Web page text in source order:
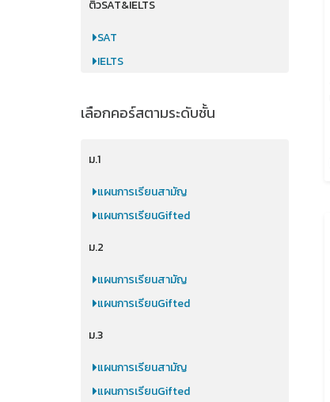
ติวSAT&IELTS
SAT
IELTS
เลือกคอร์สตามระดับชั้น
ม.1
แผนการเรียนสามัญ
แผนการเรียนGifted
ม.2
แผนการเรียนสามัญ
แผนการเรียนGifted
ม.3
แผนการเรียนสามัญ
แผนการเรียนGifted